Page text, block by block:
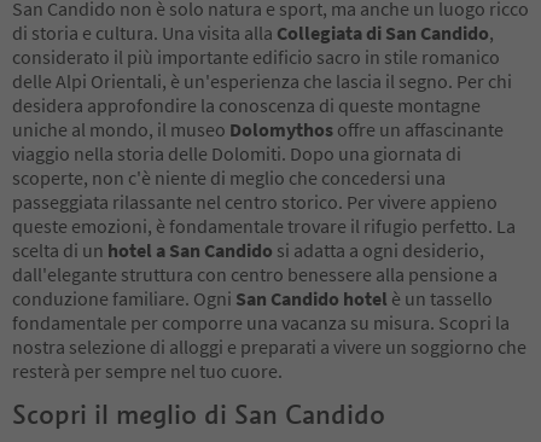
San Candido non è solo natura e sport, ma anche un luogo ricco
di storia e cultura. Una visita alla Collegiata di San Candido,
considerato il più importante edificio sacro in stile romanico
delle Alpi Orientali, è un'esperienza che lascia il segno. Per chi
desidera approfondire la conoscenza di queste montagne
uniche al mondo, il museo Dolomythos offre un affascinante
viaggio nella storia delle Dolomiti. Dopo una giornata di
scoperte, non c'è niente di meglio che concedersi una
passeggiata rilassante nel centro storico. Per vivere appieno
queste emozioni, è fondamentale trovare il rifugio perfetto. La
scelta di un hotel a San Candido si adatta a ogni desiderio,
dall'elegante struttura con centro benessere alla pensione a
conduzione familiare. Ogni San Candido hotel è un tassello
fondamentale per comporre una vacanza su misura. Scopri la
nostra selezione di alloggi e preparati a vivere un soggiorno che
resterà per sempre nel tuo cuore.
Scopri il meglio di San Candido